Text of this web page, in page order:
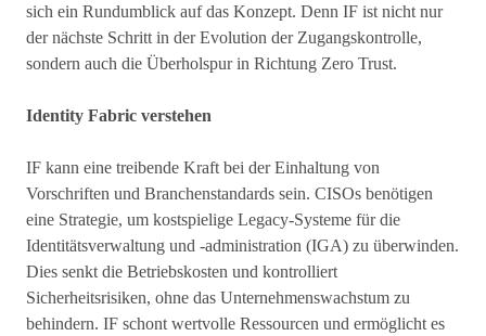
sich ein Rundumblick auf das Konzept. Denn IF ist nicht nur
der nächste Schritt in der Evolution der Zugangskontrolle,
sondern auch die Überholspur in Richtung Zero Trust.
Identity Fabric verstehen
IF kann eine treibende Kraft bei der Einhaltung von
Vorschriften und Branchenstandards sein. CISOs benötigen
eine Strategie, um kostspielige Legacy-Systeme für die
Identitätsverwaltung und -administration (IGA) zu überwinden.
Dies senkt die Betriebskosten und kontrolliert
Sicherheitsrisiken, ohne das Unternehmenswachstum zu
behindern. IF schont wertvolle Ressourcen und ermöglicht es